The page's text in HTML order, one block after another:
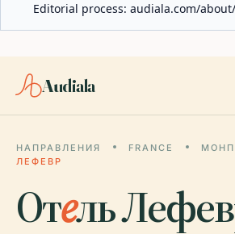
Editorial process: audiala.com/
Audiala
НАПРАВЛЕНИЯ FRANCE
ЛЕФЕВР
Отель